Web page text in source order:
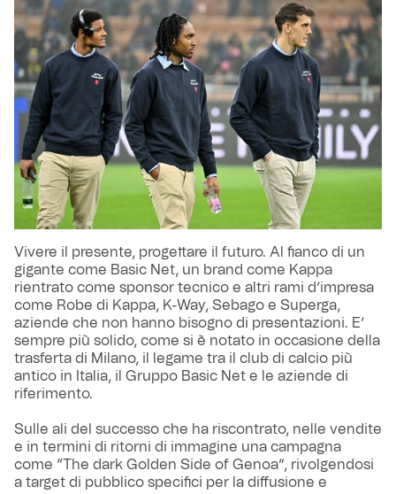
Vivere il presente, progettare il futuro. Al fianco di un
gigante come Basic Net, un brand come Kappa
rientrato come sponsor tecnico e altri rami d’impresa
come Robe di Kappa, K-Way, Sebago e Superga,
aziende che non hanno bisogno di presentazioni. E’
sempre più solido, come si è notato in occasione della
trasferta di Milano, il legame tra il club di calcio più
antico in Italia, il Gruppo Basic Net e le aziende di
riferimento.
Sulle ali del successo che ha riscontrato, nelle vendite
e in termini di ritorni di immagine una campagna
come “The dark Golden Side of Genoa”, rivolgendosi
a target di pubblico specifici per la diffusione e